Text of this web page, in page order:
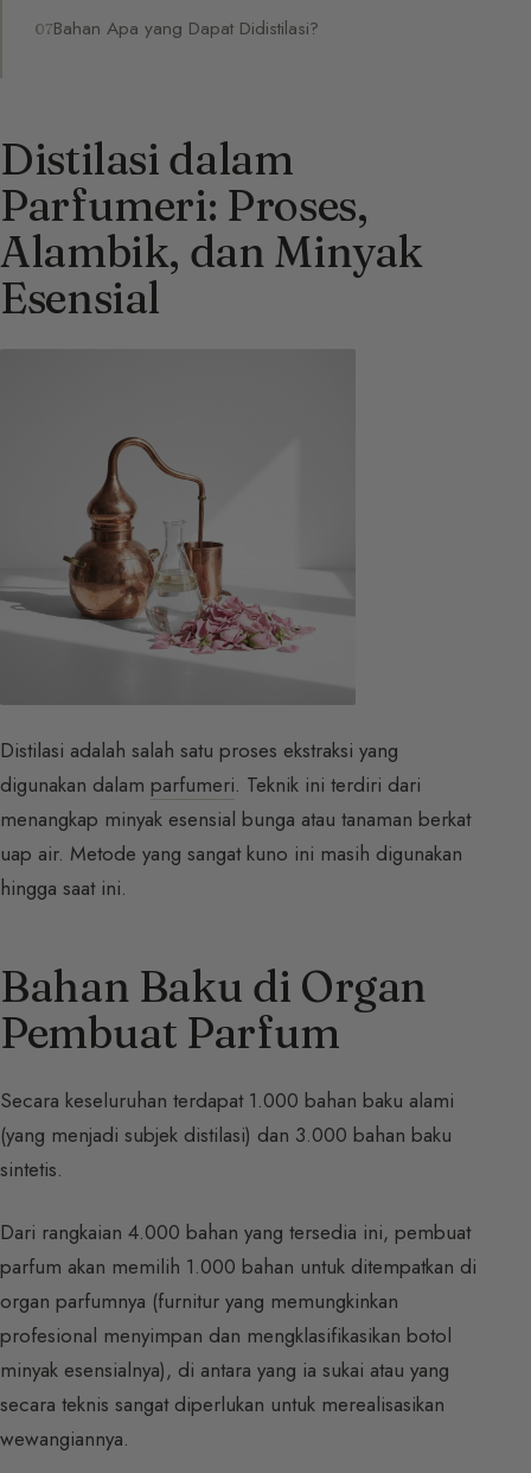
Bahan Apa yang Dapat Didistilasi?
Distilasi dalam
Parfumeri: Proses,
Alambik, dan Minyak
Esensial
Distilasi adalah salah satu proses ekstraksi yang
digunakan dalam parfumeri. Teknik ini terdiri dari
menangkap minyak esensial bunga atau tanaman berkat
uap air. Metode yang sangat kuno ini masih digunakan
hingga saat ini.
Bahan Baku di Organ
Pembuat Parfum
Secara keseluruhan terdapat 1.000 bahan baku alami
(yang menjadi subjek distilasi) dan 3.000 bahan baku
sintetis.
Dari rangkaian 4.000 bahan yang tersedia ini, pembuat
parfum akan memilih 1.000 bahan untuk ditempatkan di
organ parfumnya (furnitur yang memungkinkan
profesional menyimpan dan mengklasifikasikan botol
minyak esensialnya), di antara yang ia sukai atau yang
secara teknis sangat diperlukan untuk merealisasikan
wewangiannya.